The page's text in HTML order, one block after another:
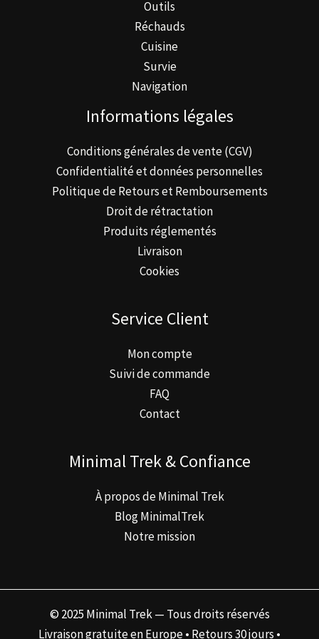
produit
Outils
Réchauds
Cuisine
Survie
Navigation
Informations légales
Conditions générales de vente (CGV)
Confidentialité et données personnelles
Politique de Retours et Remboursements
Droit de rétractation
Produits réglementés
Livraison
Cookies
Service Client
Mon compte
Suivi de commande
FAQ
Contact
Minimal Trek & Confiance
À propos de Minimal Trek
Blog MinimalTrek
Notre mission
© 2025 Minimal Trek — Tous droits réservés
Livraison gratuite en Europe • Retours 30 jours •